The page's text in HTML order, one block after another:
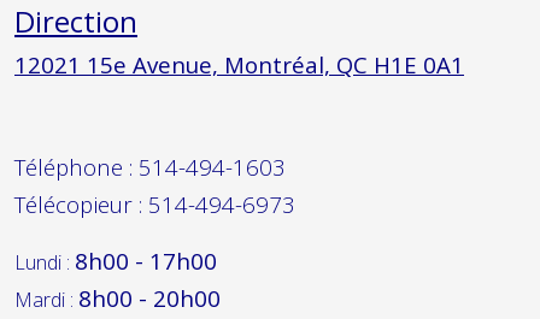
Direction
12021 15e Avenue, Montréal, QC H1E 0A1
Téléphone : 514-494-1603
Télécopieur : 514-494-6973
Lundi : 8h00 - 17h00
Mardi : 8h00 - 20h00